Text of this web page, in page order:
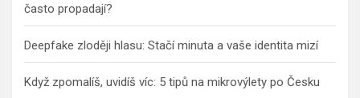
často propadají?
Deepfake zloději hlasu: Stačí minuta a vaše identita mizí
Když zpomalíš, uvidíš víc: 5 tipů na mikrovýlety po Česku